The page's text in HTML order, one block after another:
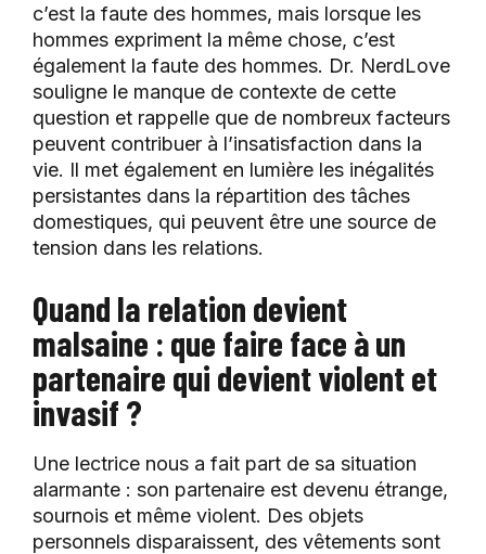
c’est la faute des hommes, mais lorsque les
hommes expriment la même chose, c’est
également la faute des hommes. Dr. NerdLove
souligne le manque de contexte de cette
question et rappelle que de nombreux facteurs
peuvent contribuer à l’insatisfaction dans la
vie. Il met également en lumière les inégalités
persistantes dans la répartition des tâches
domestiques, qui peuvent être une source de
tension dans les relations.
Quand la relation devient
malsaine : que faire face à un
partenaire qui devient violent et
invasif ?
Une lectrice nous a fait part de sa situation
alarmante : son partenaire est devenu étrange,
sournois et même violent. Des objets
personnels disparaissent, des vêtements sont